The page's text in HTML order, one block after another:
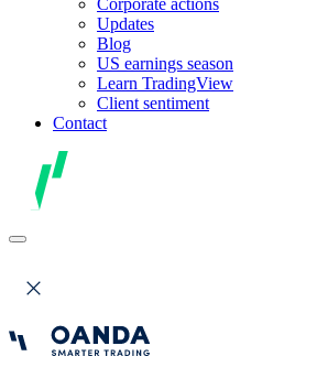
Updates
Blog
US earnings season
Learn TradingView
Client sentiment
Contact